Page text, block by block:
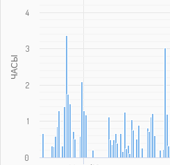
ЧАСЫ
0
1
2
3
4